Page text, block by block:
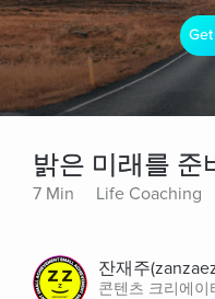
밝은 미래를 준
7 Min Life Coaching
잔재주
콘텐츠 크리에이